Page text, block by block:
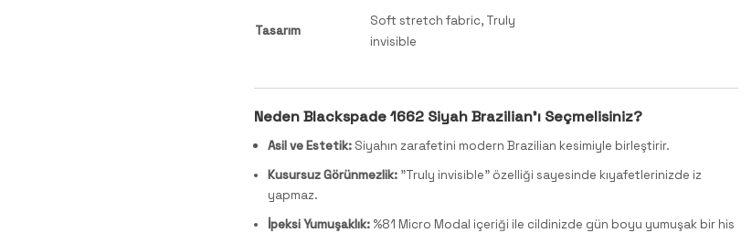
Tasarım
Soft stretch fabric, Truly
invisible
Neden Blackspade 1662 Siyah Brazilian'ı Seçmelisiniz?
Asil ve Estetik: Siyahın zarafetini modern Brazilian kesimiyle birleştirir.
Kusursuz Görünmezlik: "Truly invisible" özelliği sayesinde kıyafetlerinizde iz
yapmaz.
İpeksi Yumuşaklık: %81 Micro Modal içeriği ile cildinizde gün boyu yumuşak bir his